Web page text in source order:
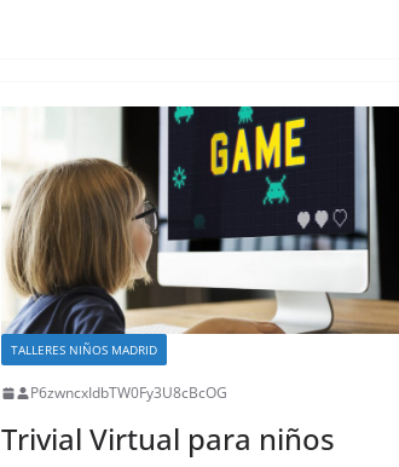
TALLERES NIÑOS MADRID
P6zwncxIdbTW0Fy3U8cBcOG
Trivial Virtual para niños